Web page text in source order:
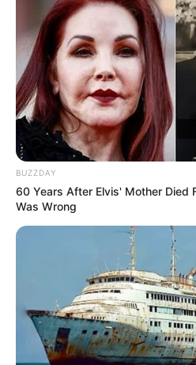
BUZZDAY
60 Years After Elvis' Mother Died
Was Wrong